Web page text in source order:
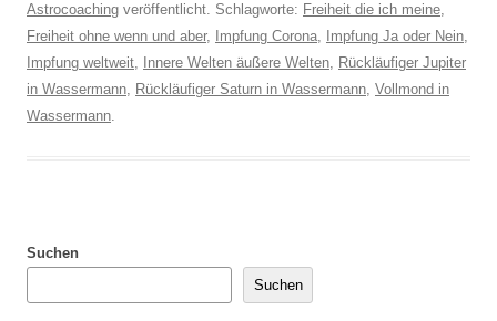
Astrocoaching veröffentlicht. Schlagworte: Freiheit die ich meine,
Freiheit ohne wenn und aber, Impfung Corona, Impfung Ja oder Nein,
Impfung weltweit, Innere Welten äußere Welten, Rückläufiger Jupiter
in Wassermann, Rückläufiger Saturn in Wassermann, Vollmond in
Wassermann.
Suchen
Suchen